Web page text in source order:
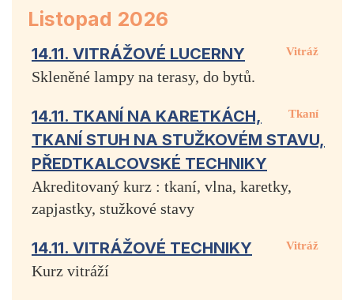
Listopad 2026
Vitráž
14.11. VITRÁŽOVÉ LUCERNY
Skleněné lampy na terasy, do bytů.
Tkaní
14.11. TKANÍ NA KARETKÁCH,
TKANÍ STUH NA STUŽKOVÉM STAVU,
PŘEDTKALCOVSKÉ TECHNIKY
Akreditovaný kurz : tkaní, vlna, karetky,
zapjastky, stužkové stavy
Vitráž
14.11. VITRÁŽOVÉ TECHNIKY
Kurz vitráží